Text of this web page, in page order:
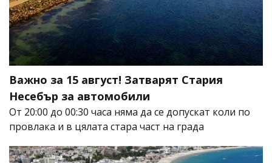
Важно за 15 август! Затварят Стария
Несебър за автомобили
От 20:00 до 00:30 часа няма да се допускат коли по
провлака и в цялата стара част на града